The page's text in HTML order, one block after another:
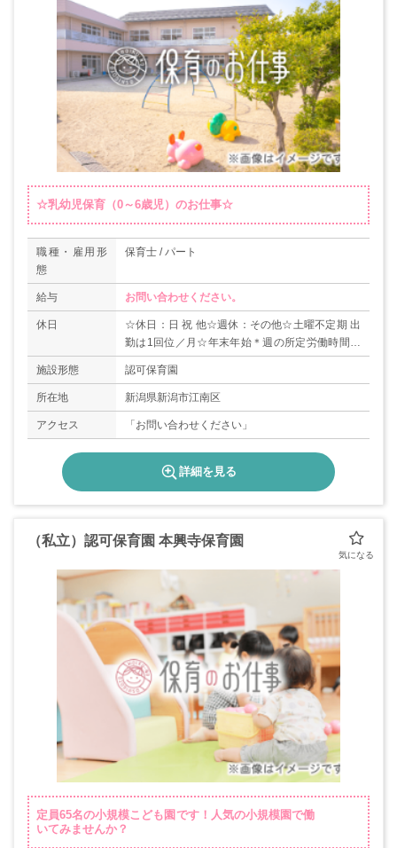
☆乳幼児保育（0～6歳児）のお仕事☆
職種・雇用形
態
保育士 / パート
給与 お問い合わせください。
休日
☆休日：日 祝 他☆週休：その他☆土曜不定期 出
勤は1回位／月☆年末年始＊週の所定労働時間の
超過分については時間外手当で対応します。☆年
間休日：111日
施設形態 認可保育園
所在地 新潟県新潟市江南区
アクセス 「お問い合わせください」
詳細を見る
（私立）認可保育園 本興寺保育園
定員65名の小規模こども園です！人気の小規模園で働
いてみませんか？